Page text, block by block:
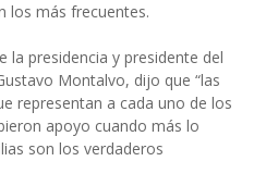
los más frecuentes.
la presidencia y presidente del
Montalvo, dijo que “las
representan a cada uno de los
apoyo cuando más lo
son los verdaderos